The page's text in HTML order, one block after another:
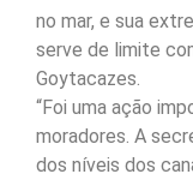
no mar, e sua
serve de limite
Goytacazes.
“Foi uma ação
moradores. A
dos níveis dos